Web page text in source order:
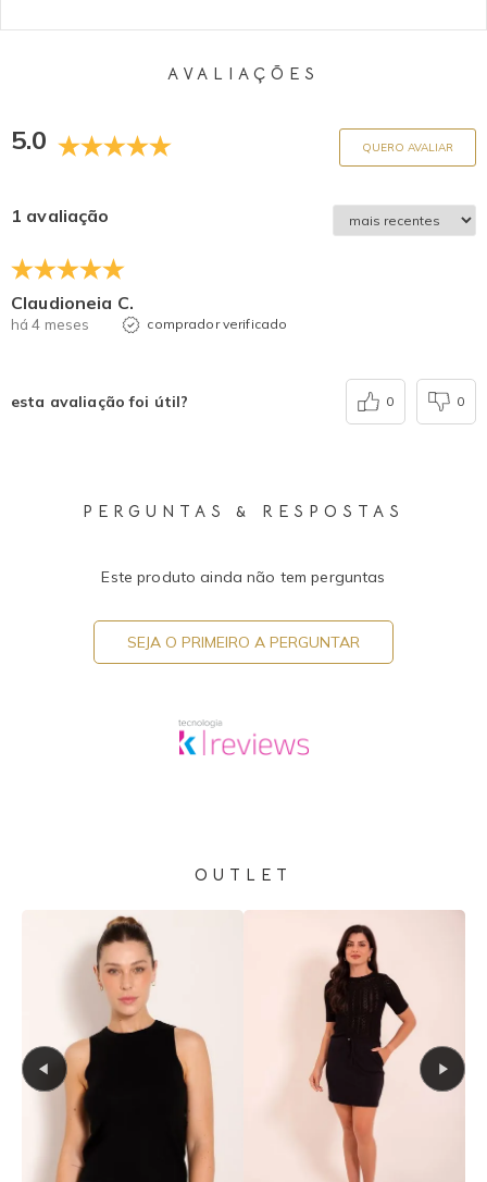
AVALIAÇÕES
5.0 QUERO AVALIAR
1 avaliação
Claudioneia C.
há 4 meses comprador verificado
esta avaliação foi útil? 0 0
PERGUNTAS & RESPOSTAS
Este produto ainda não tem perguntas
SEJA O PRIMEIRO A PERGUNTAR
OUTLET